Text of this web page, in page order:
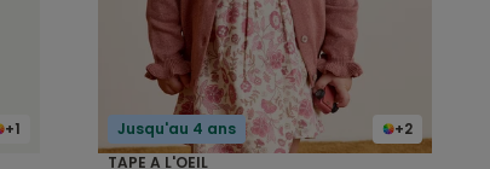
+1 +2
Jusqu'au 4 ans
TAPE A L'OEIL